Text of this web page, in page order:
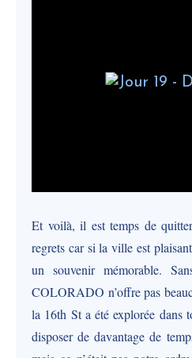
Et voilà, il est temps de
regrets car si la ville est
un souvenir mémorable.
COLORADO n’offre pas
la 16th St a été explorée dans
disposer de davantage de